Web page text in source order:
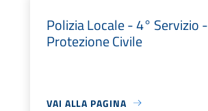
Polizia Locale - 4° Servizio -
Protezione Civile
VAI ALLA PAGINA